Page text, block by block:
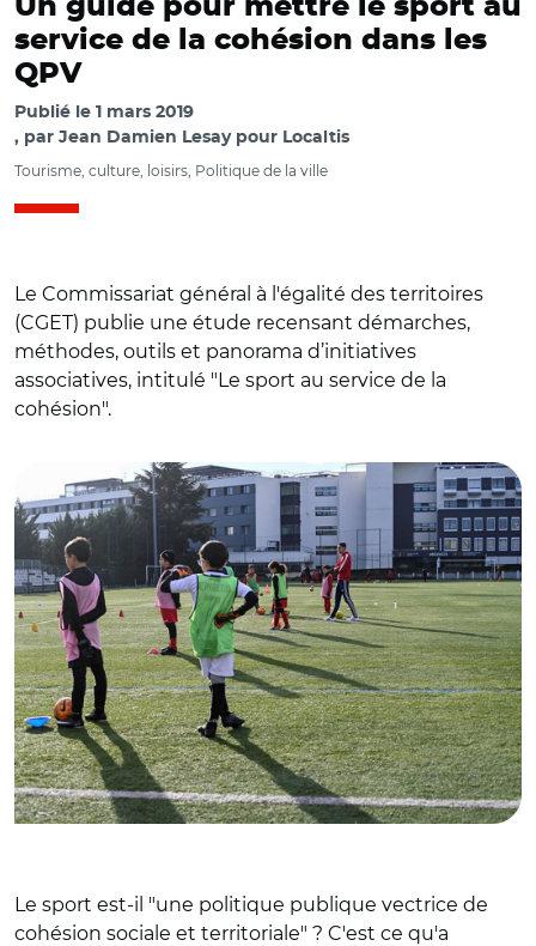
Un guide pour mettre le sport au
service de la cohésion dans les
QPV
Publié le 1 mars 2019
par Jean Damien Lesay pour Localtis
Tourisme, culture, loisirs, Politique de la ville
Le Commissariat général à l'égalité des territoires
(CGET) publie une étude recensant démarches,
méthodes, outils et panorama d’initiatives
associatives, intitulé "Le sport au service de la
cohésion".
Le sport est-il "une politique publique vectrice de
cohésion sociale et territoriale" ? C'est ce qu'a